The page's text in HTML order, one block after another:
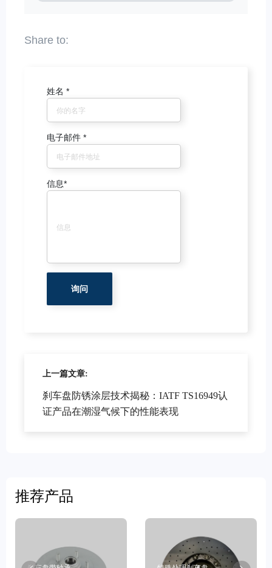
姓名 *
电子邮件 *
信息*
上一篇文章:
刹车盘防锈涂层技术揭秘：IATF TS16949认
证产品在潮湿气候下的性能表现
推荐产品